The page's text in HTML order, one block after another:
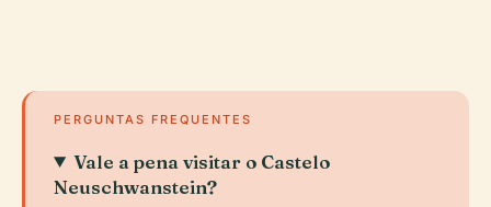
PERGUNTAS FREQUENTES
Vale a pena visitar o Castelo
Neuschwanstein?